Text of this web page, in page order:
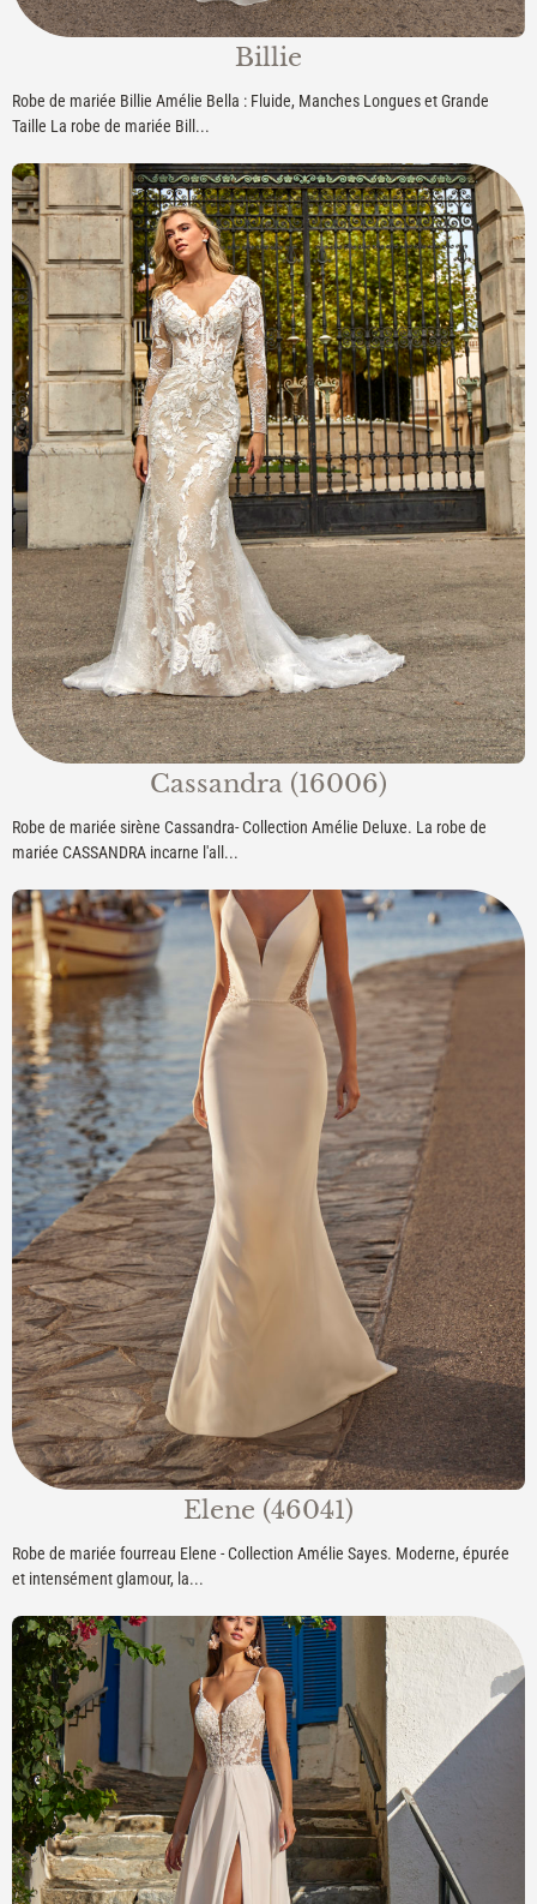
Billie
Robe de mariée Billie Amélie Bella : Fluide, Manches Longues et Grande
Taille La robe de mariée Bill...
Cassandra (16006)
Robe de mariée sirène Cassandra- Collection Amélie Deluxe. La robe de
mariée CASSANDRA incarne l'all...
Elene (46041)
Robe de mariée fourreau Elene - Collection Amélie Sayes. Moderne, épurée
et intensément glamour, la...